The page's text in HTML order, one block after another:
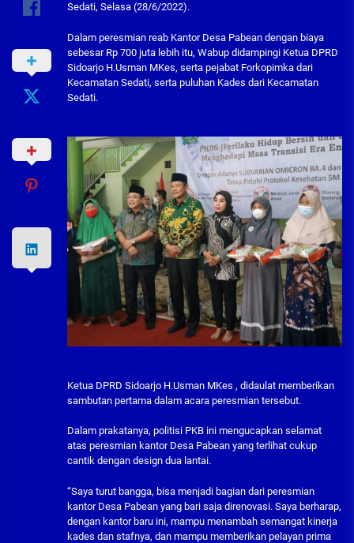
Sedati, Selasa (28/6/2022).
Dalam peresmian reab Kantor Desa Pabean dengan biaya
sebesar Rp 700 juta lebih itu, Wabup didampingi Ketua DPRD
Sidoarjo H.Usman MKes, serta pejabat Forkopimka dari
Kecamatan Sedati, serta puluhan Kades dari Kecamatan
Sedati.
Ketua DPRD Sidoarjo H.Usman MKes , didaulat memberikan
sambutan pertama dalam acara peresmian tersebut.
Dalam prakatanya, politisi PKB ini mengucapkan selamat
atas peresmian kantor Desa Pabean yang terlihat cukup
cantik dengan design dua lantai.
“Saya turut bangga, bisa menjadi bagian dari peresmian
kantor Desa Pabean yang bari saja direnovasi. Saya berharap,
dengan kantor baru ini, mampu menambah semangat kinerja
kades dan stafnya, dan mampu memberikan pelayan prima